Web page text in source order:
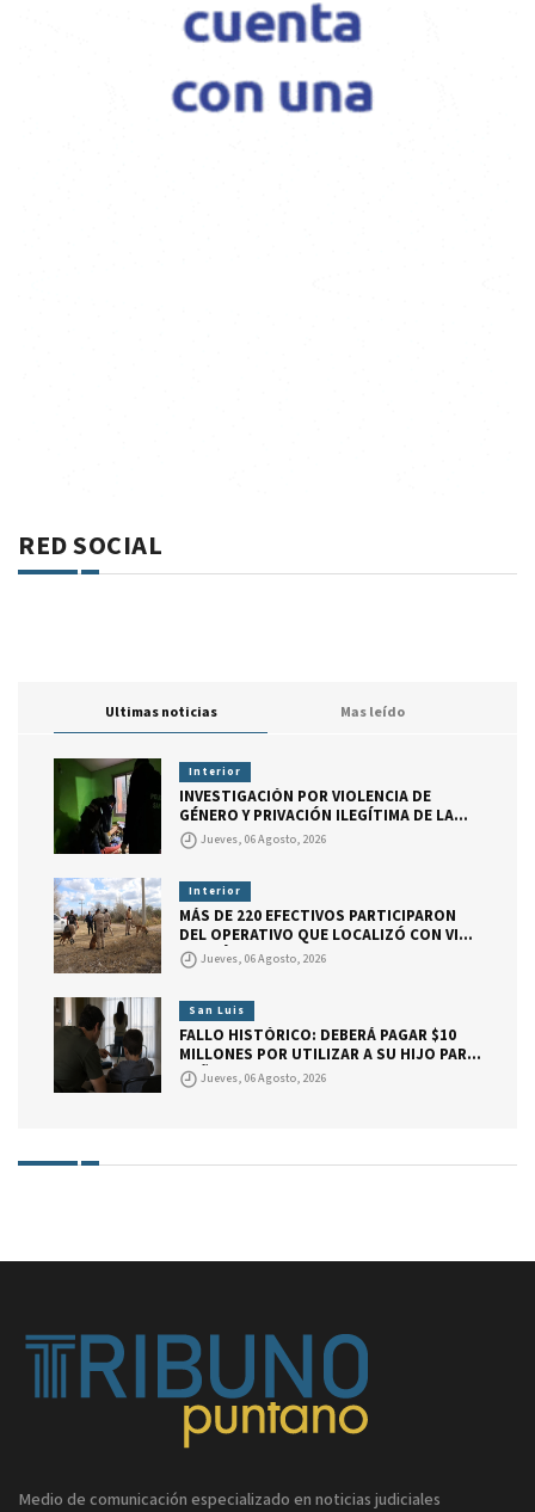
RED SOCIAL
Ultimas noticias Mas leído
Interior
INVESTIGACIÓN POR VIOLENCIA DE
GÉNERO Y PRIVACIÓN ILEGÍTIMA DE LA
LIBERTAD
Jueves, 06 Agosto, 2026
Interior
MÁS DE 220 EFECTIVOS PARTICIPARON
DEL OPERATIVO QUE LOCALIZÓ CON VIDA
A DARÍO BAUTISTA CUELLO
Jueves, 06 Agosto, 2026
San Luis
FALLO HISTÓRICO: DEBERÁ PAGAR $10
MILLONES POR UTILIZAR A SU HIJO PARA
DAÑAR A SU EX PAREJA.
Jueves, 06 Agosto, 2026
Medio de comunicación especializado en noticias judiciales